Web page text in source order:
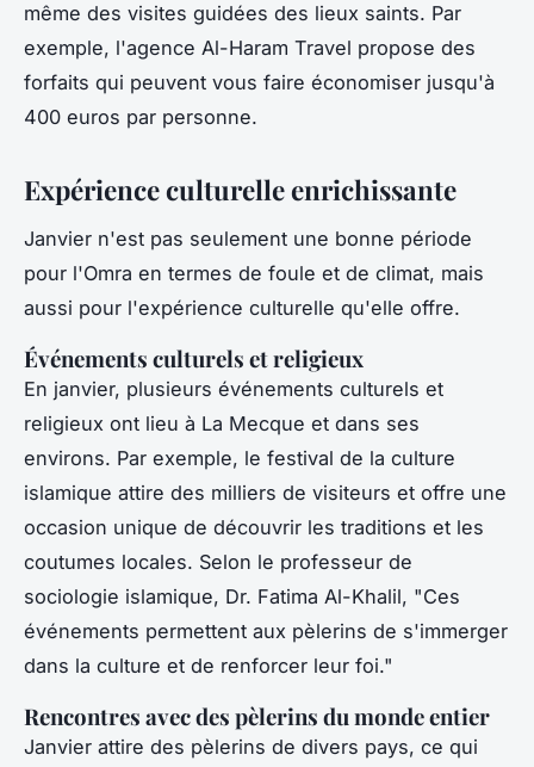
même des visites guidées des lieux saints. Par
exemple, l'agence Al-Haram Travel propose des
forfaits qui peuvent vous faire économiser jusqu'à
400 euros par personne.
Expérience culturelle enrichissante
Janvier n'est pas seulement une bonne période
pour l'Omra en termes de foule et de climat, mais
aussi pour l'expérience culturelle qu'elle offre.
Événements culturels et religieux
En janvier, plusieurs événements culturels et
religieux ont lieu à La Mecque et dans ses
environs. Par exemple, le festival de la culture
islamique attire des milliers de visiteurs et offre une
occasion unique de découvrir les traditions et les
coutumes locales. Selon le professeur de
sociologie islamique, Dr. Fatima Al-Khalil, "Ces
événements permettent aux pèlerins de s'immerger
dans la culture et de renforcer leur foi."
Rencontres avec des pèlerins du monde entier
Janvier attire des pèlerins de divers pays, ce qui